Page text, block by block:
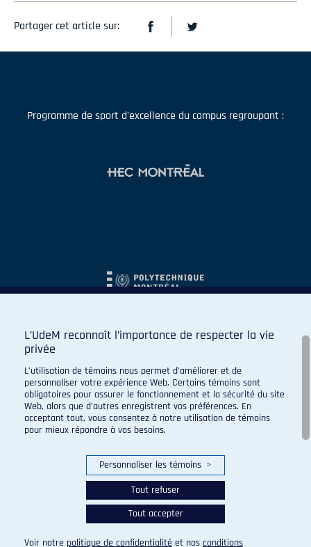
Partager cet article sur:
Programme de sport d'excellence du campus regroupant :
© 2026 Carabins de l'Université de Montréal. Tous droits
réservés.
L’UdeM reconnaît l’importance de respecter la vie
privée
L’utilisation de témoins nous permet d’améliorer et de
personnaliser votre expérience Web. Certains témoins sont
obligatoires pour assurer le fonctionnement et la sécurité du site
Web, alors que d’autres enregistrent vos préférences. En
acceptant tout, vous consentez à notre utilisation de témoins
pour mieux répondre à vos besoins.
Personnaliser les témoins >
Tout refuser
Tout accepter
Voir notre politique de confidentialité et nos conditions